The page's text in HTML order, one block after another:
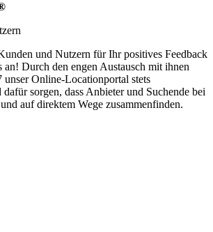
und Nutzern für Ihr positives Feedback
an! Durch den engen Austausch mit ihnen
Online-Locationportal stets
sorgen, dass Anbieter und Suchende bei
auf direktem Wege zusammenfinden.